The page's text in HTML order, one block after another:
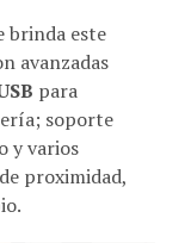
brinda este
avanzadas
para
soporte
y varios
proximidad,